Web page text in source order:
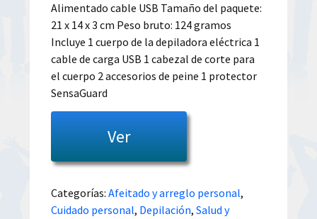
Alimentado cable USB Tamaño del paquete:
21 x 14 x 3 cm Peso bruto: 124 gramos
Incluye 1 cuerpo de la depiladora eléctrica 1
cable de carga USB 1 cabezal de corte para
el cuerpo 2 accesorios de peine 1 protector
SensaGuard
Ver
Categorías:Afeitado y arreglo personal,
Cuidado personal, Depilación,Salud y